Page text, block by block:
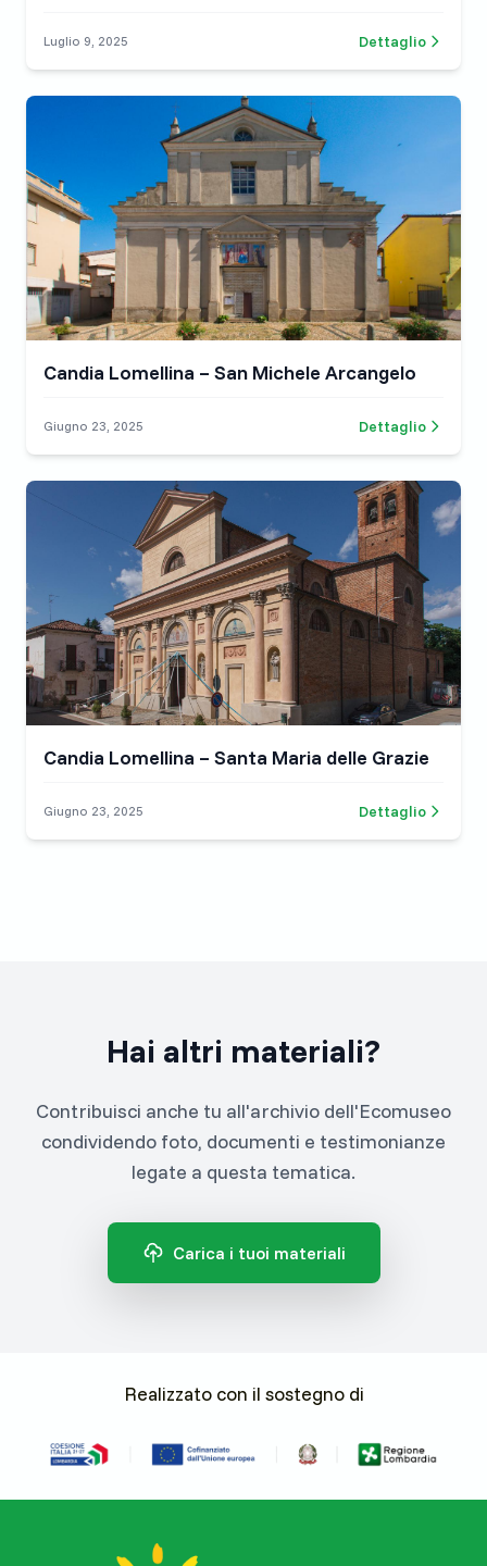
Luglio 9, 2025 Dettaglio
Candia Lomellina – San Michele Arcangelo
Giugno 23, 2025 Dettaglio
Candia Lomellina – Santa Maria delle Grazie
Giugno 23, 2025 Dettaglio
Hai altri materiali?
Contribuisci anche tu all'archivio dell'Ecomuseo
condividendo foto, documenti e testimonianze
legate a questa tematica.
Carica i tuoi materiali
Realizzato con il sostegno di